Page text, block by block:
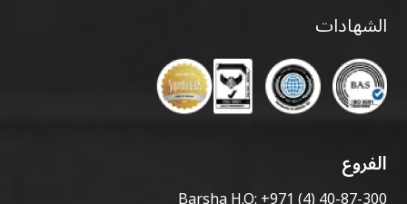
الشهادات
الفروع